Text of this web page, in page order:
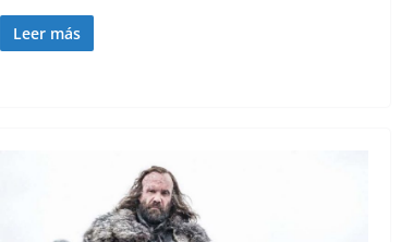
Leer más